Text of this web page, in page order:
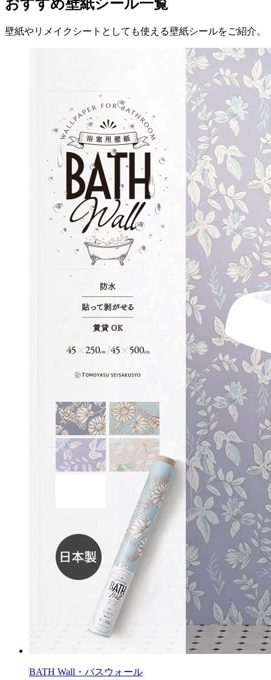
おすすめ壁紙シール一覧
壁紙やリメイクシートとしても使える壁紙シールをご紹介。
BATH Wall・バスウォール